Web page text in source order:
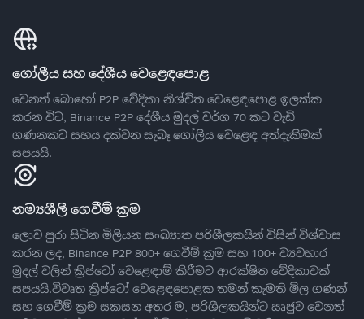
ගෝලීය සහ දේශීය වෙළෙඳපොළ
වෙනත් බොහෝ P2P වේදිකා නිශ්චිත වෙළෙඳපොළ ඉලක්ක
කරන විට, Binance P2P දේශීය මුදල් වර්ග 70 කට වැඩි
ගණනකට සහය දක්වන සැබෑ ගෝලීය වෙළෙඳ අත්දැකීමක්
සපයයි.
නම්‍යශීලී ගෙවීම් ක්‍රම
ලොව පුරා සිටින මිලියන සංඛ්‍යාත පරිශීලකයින් විසින් විශ්වාස
කරන ලද, Binance P2P 800+ ගෙවීම් ක්‍රම සහ 100+ ව්‍යවහාර
මුදල් වලින් ක්‍රිප්ටෝ වෙළෙඳාම් කිරීමට ආරක්ෂිත වේදිකාවක්
සපයයි.විවෘත ක්‍රිප්ටෝ වෙළෙඳපොළක තමන් කැමති මිල ගණන්
සහ ගෙවීම් ක්‍රම සකසන අතර ම, පරිශීලකයින්ට ඍජුව වෙනත්